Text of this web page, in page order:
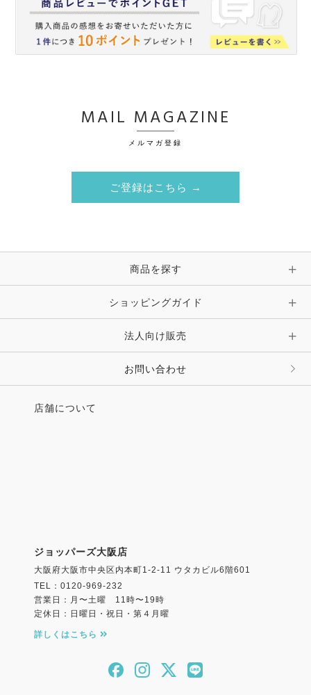
MAIL MAGAZINE
メルマガ登録
ご登録はこちら →
商品を探す
ショッピングガイド
法人向け販売
お問い合わせ
店舗について
ジョッパーズ大阪店
大阪府大阪市中央区内本町1-2-11 ウタカビル6階601
TEL：0120-969-232
営業日：月〜土曜 11時〜19時
定休日：日曜日・祝日・第４月曜
詳しくはこちら